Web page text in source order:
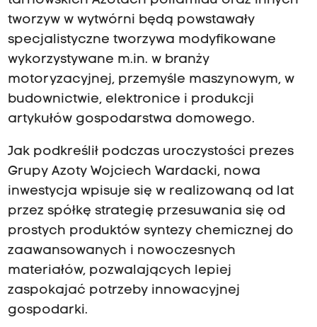
tworzyw w wytwórni będą powstawały
specjalistyczne tworzywa modyfikowane
wykorzystywane m.in. w branży
motoryzacyjnej, przemyśle maszynowym, w
budownictwie, elektronice i produkcji
artykułów gospodarstwa domowego.
Jak podkreślił podczas uroczystości prezes
Grupy Azoty Wojciech Wardacki, nowa
inwestycja wpisuje się w realizowaną od lat
przez spółkę strategię przesuwania się od
prostych produktów syntezy chemicznej do
zaawansowanych i nowoczesnych
materiałów, pozwalających lepiej
zaspokajać potrzeby innowacyjnej
gospodarki.